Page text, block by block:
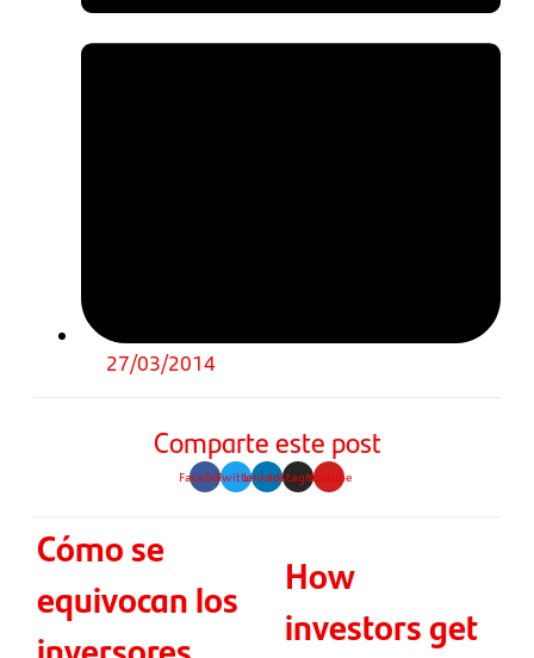
27/03/2014
Comparte este post
FacebookTwitterLinkedinInstagramYoutube
Cómo se
equivocan los
How
investors get